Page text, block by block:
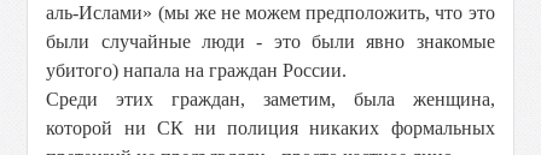
аль-Ислами» (мы же не можем предположить, что это
были случайные люди - это были явно знакомые
убитого) напала на граждан России.
Среди этих граждан, заметим, была женщина,
которой ни СК ни полиция никаких формальных